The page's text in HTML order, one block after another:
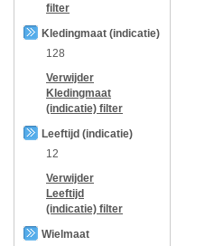
filter
Kledingmaat (indicatie)
128
Verwijder
Kledingmaat
(indicatie) filter
Leeftijd (indicatie)
12
Verwijder
Leeftijd
(indicatie) filter
Wielmaat